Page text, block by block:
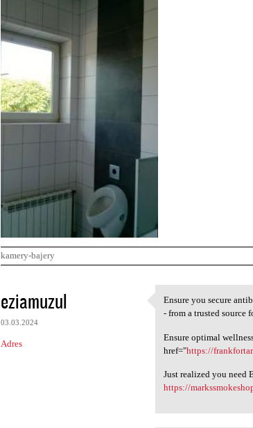
kamery-bajery
K
o
m
e
eziamuzul
03.03.2024
Adres
Ensure you
Ensure you secure
- from a trusted source
Ensure optimal
href="https://
Just realized you need
https://